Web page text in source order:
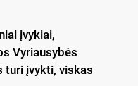
įvykiai,
Vyriausybės
turi įvykti, viskas